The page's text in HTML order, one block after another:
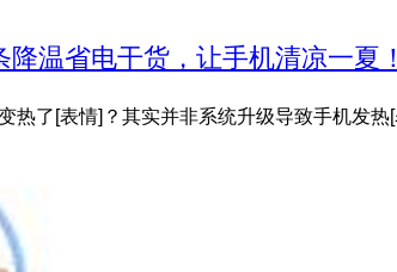
降温省电干货，让手机清凉一夏！